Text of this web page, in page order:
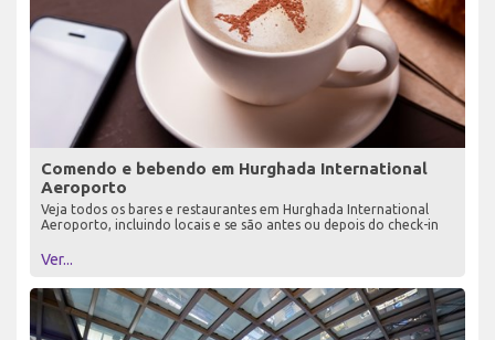
Comendo e bebendo em Hurghada International
Aeroporto
Veja todos os bares e restaurantes em Hurghada International
Aeroporto, incluindo locais e se são antes ou depois do check-in
Ver...